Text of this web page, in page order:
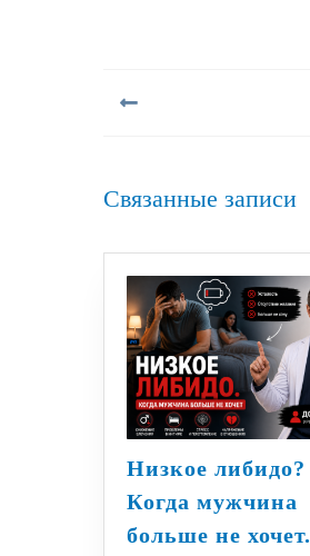
записям
Связанные записи
Низкое либидо?
Когда мужчина
больше не хочет.